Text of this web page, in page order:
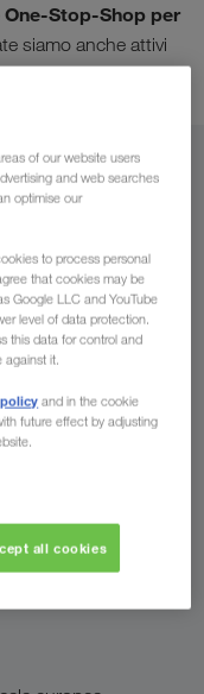
Stop-Shop per
siamo anche attivi
of our website users
and web searches
optimise our
to process personal
that cookies may be
Google LLC and YouTube
level of data protection.
this data for control and
against it.
and in the cookie
future effect by adjusting
all cookies